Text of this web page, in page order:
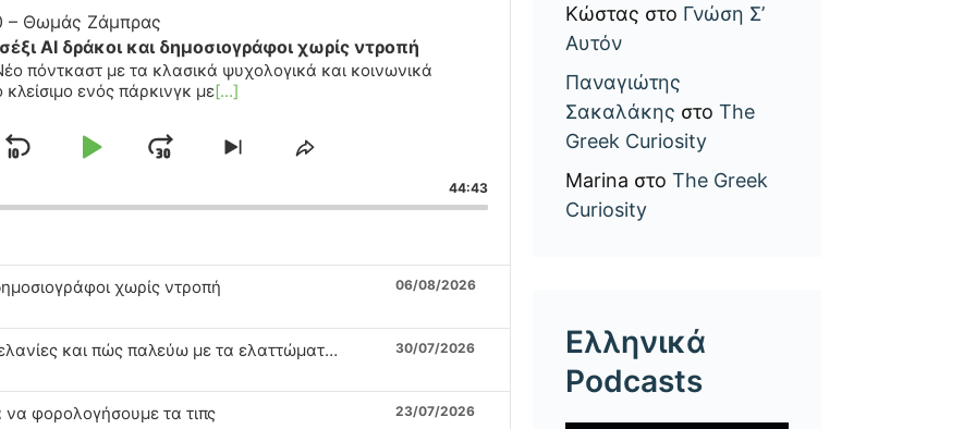
– Θωμάς Ζάμπρας
AI δράκοι και δημοσιογράφοι χωρίς ντροπή
πόντκαστ με τα κλασικά ψυχολογικά και κοινωνικά
ενός πάρκινγκ με[...]
SKIPPLAYJUMPSKIP
NEXT
SHARE
EPISODE
44:43
χωρίς ντροπή
06/08/2026
Όχι 80 χλμ. στην εθνική, πυροσωρειτομελανίες και πώς παλεύω με τα ελαττώματά μου
30/07/2026
να φορολογήσουμε τα τιπς
23/07/2026
Κώστας στο Γνώση Σ’
Αυτόν
Παναγιώτης
Σακαλάκης στο The
Greek Curiosity
Marina στο The Greek
Curiosity
Ελληνικά
Podcasts